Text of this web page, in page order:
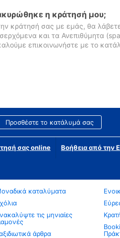
η κράτησή μου;
κράτησή σας με εμάς, θα
και τα Ανεπιθύμητα
επικοινωνήστε με το
Προσθέστε το κατάλυμά σας
σας online Βοήθεια από την
καταλύματα
τις μηνιαίες
άρθρα